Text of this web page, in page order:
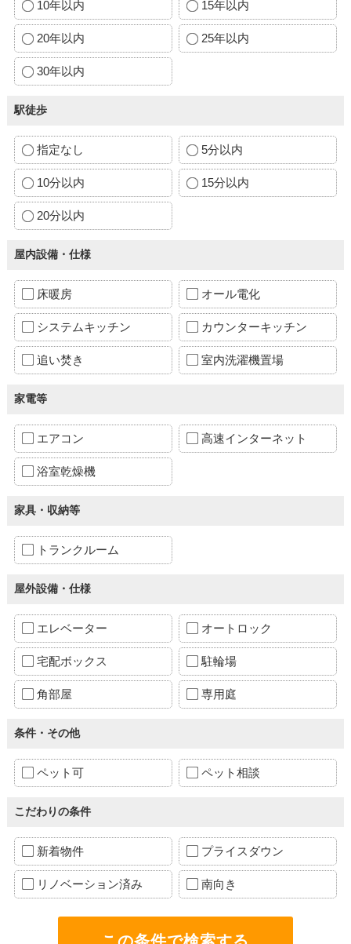
10年以内 15年以内
20年以内 25年以内
30年以内
駅徒歩
指定なし 5分以内
10分以内 15分以内
20分以内
屋内設備・仕様
床暖房 オール電化
システムキッチン カウンターキッチン
追い焚き 室内洗濯機置場
家電等
エアコン 高速インターネット
浴室乾燥機
家具・収納等
トランクルーム
屋外設備・仕様
エレベーター オートロック
宅配ボックス 駐輪場
角部屋 専用庭
条件・その他
ペット可 ペット相談
こだわりの条件
新着物件 プライスダウン
リノベーション済み 南向き